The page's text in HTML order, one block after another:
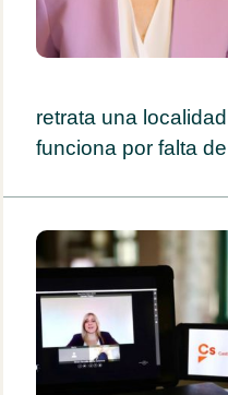
retrata una
funciona por falta